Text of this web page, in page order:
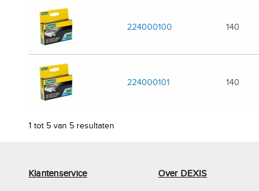
224000100 140
224000101 140
1 tot 5 van 5 resultaten
Klantenservice Over DEXIS